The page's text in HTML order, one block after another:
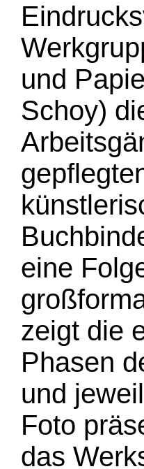
und
Schoy)
eine
zeigt die
Phasen
und
Foto
das